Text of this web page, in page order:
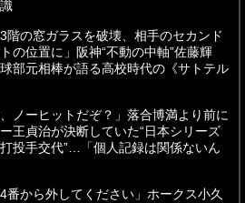
3階の窓ガラスを破壊、相手のセカンド
の位置に」阪神“不動の中軸”佐藤輝
部元相棒が語る高校時代の《サトテル
、ノーヒットだぞ？」落合博満より前に
王貞治が決断していた“日本シリーズ
投手交代”…「個人記録は関係ないん
4番から外してください」ホークス小久